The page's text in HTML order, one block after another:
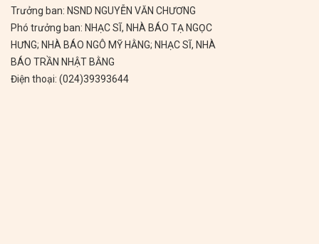
Trưởng ban: NSND NGUYỄN VĂN CHƯƠNG
Phó trưởng ban: NHẠC SĨ, NHÀ BÁO TẠ NGỌC
HƯNG; NHÀ BÁO NGÔ MỸ HẰNG; NHẠC SĨ, NHÀ
BÁO TRẦN NHẬT BẰNG
Điện thoại: (024)39393644